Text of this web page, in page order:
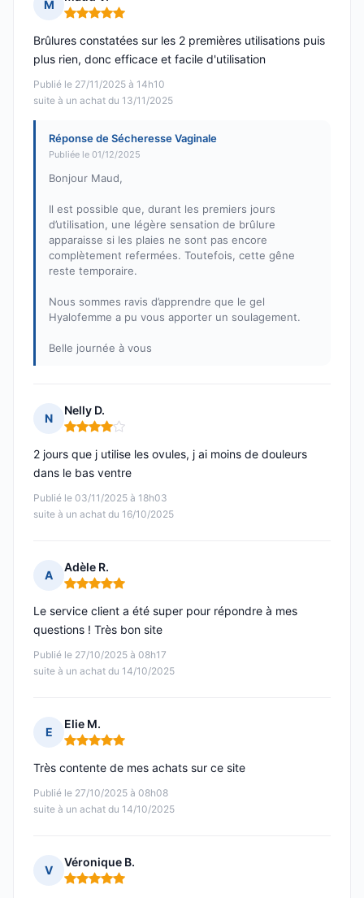
M
Note : 5 sur 5
Publié le 27/11/2025 à 14h10
suite à un achat du 13/11/2025
Brûlures constatées sur les 2 premières utilisations puis
plus rien, donc efficace et facile d'utilisation
Réponse de Sécheresse Vaginale
Publiée le 01/12/2025
Bonjour Maud,
Il est possible que, durant les premiers jours
d’utilisation, une légère sensation de brûlure
apparaisse si les plaies ne sont pas encore
complètement refermées. Toutefois, cette gêne
reste temporaire.
Nous sommes ravis d’apprendre que le gel
Hyalofemme a pu vous apporter un soulagement.
Belle journée à vous
N
Nelly D.
Note : 4 sur 5
Publié le 03/11/2025 à 18h03
suite à un achat du 16/10/2025
2 jours que j utilise les ovules, j ai moins de douleurs
dans le bas ventre
A
Adèle R.
Note : 5 sur 5
Publié le 27/10/2025 à 08h17
suite à un achat du 14/10/2025
Le service client a été super pour répondre à mes
questions ! Très bon site
E
Elie M.
Note : 5 sur 5
Publié le 27/10/2025 à 08h08
suite à un achat du 14/10/2025
Très contente de mes achats sur ce site
V
Véronique B.
Note : 5 sur 5